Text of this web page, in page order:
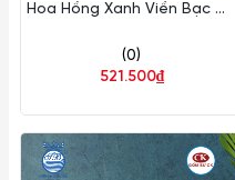
Hoa Hồng Xanh Viền Bạc CK
(0)
521.500₫